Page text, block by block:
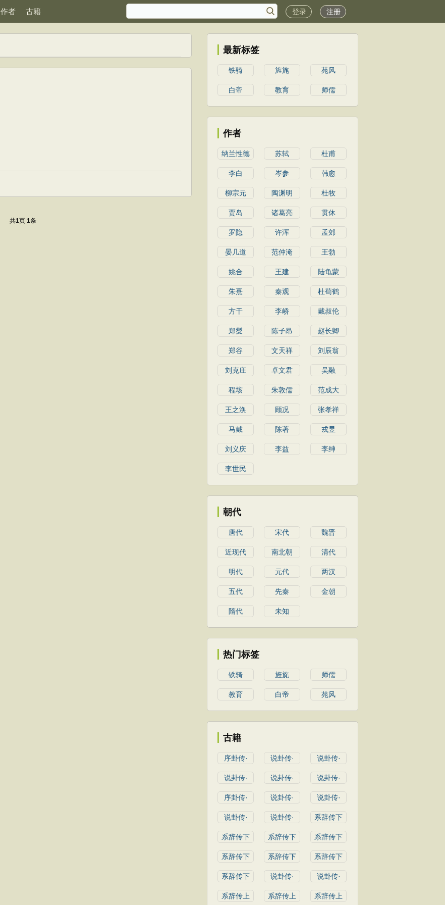
作者 古籍 登录 注册
共1页 1条
最新标签
铁骑 旌旄 苑风
白帝 教育 师儒
作者
纳兰性德 苏轼 杜甫
李白 岑参 韩愈
柳宗元 陶渊明 杜牧
贾岛 诸葛亮 贯休
罗隐 许浑 孟郊
晏几道 范仲淹 王勃
姚合 王建 陆龟蒙
朱熹 秦观 杜荀鹤
方干 李峤 戴叔伦
郑燮 陈子昂 赵长卿
郑谷 文天祥 刘辰翁
刘克庄 卓文君 吴融
程垓 朱敦儒 范成大
王之涣 顾况 张孝祥
马戴 陈著 戎昱
刘义庆 李益 李绅
李世民
朝代
唐代 宋代 魏晋
近现代 南北朝 清代
明代 元代 两汉
五代 先秦 金朝
隋代 未知
热门标签
铁骑 旌旄 师儒
教育 白帝 苑风
古籍
序卦传· 说卦传· 说卦传·
说卦传· 说卦传· 说卦传·
序卦传· 说卦传· 说卦传·
说卦传· 说卦传· 系辞传下
系辞传下 系辞传下 系辞传下
系辞传下 系辞传下 系辞传下
系辞传下 说卦传· 说卦传·
系辞传上 系辞传上 系辞传上